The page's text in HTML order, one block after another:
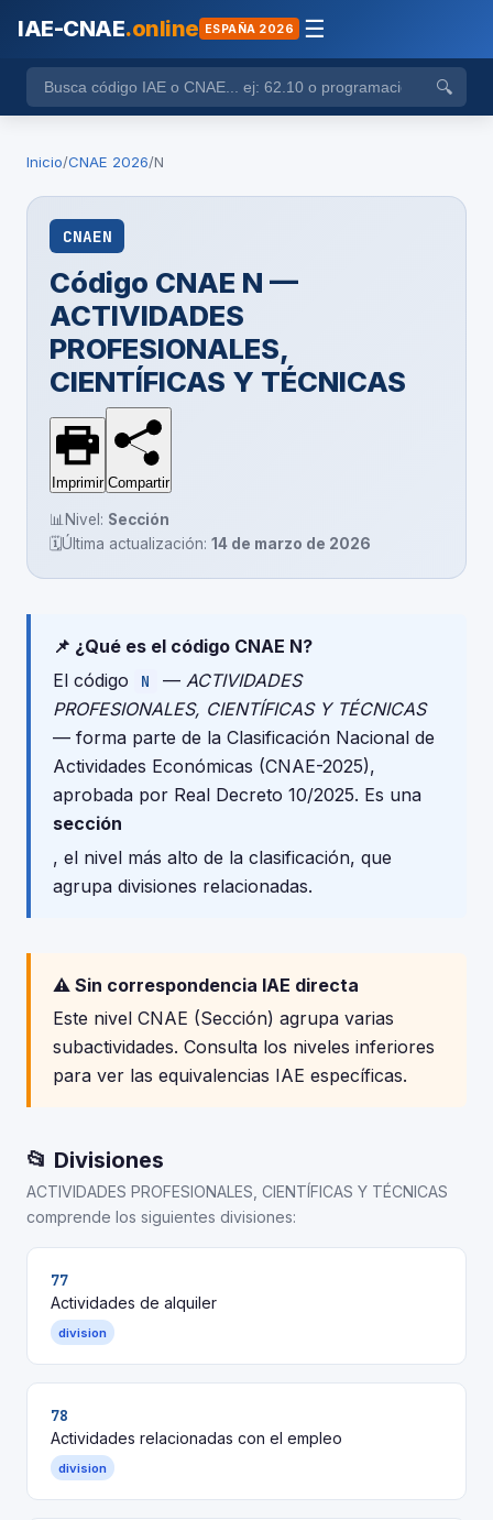
IAE-CNAE.online ESPAÑA 2026 ☰
🔍
Inicio/CNAE 2026/N
CNAEN
Código CNAE N —
ACTIVIDADES
PROFESIONALES,
CIENTÍFICAS Y TÉCNICAS
Imprimir Compartir
📊 Nivel: Sección
🗓️Última actualización: 14 de marzo de 2026
📌 ¿Qué es el código CNAE N?
El código
N — ACTIVIDADES
PROFESIONALES, CIENTÍFICAS Y TÉCNICAS
— forma parte de la Clasificación Nacional de
Actividades Económicas (CNAE-2025),
aprobada por Real Decreto 10/2025. Es una
sección
, el nivel más alto de la clasificación, que
agrupa divisiones relacionadas.
⚠️ Sin correspondencia IAE directa
Este nivel CNAE (Sección) agrupa varias
subactividades. Consulta los niveles inferiores
para ver las equivalencias IAE específicas.
📂 Divisiones
ACTIVIDADES PROFESIONALES, CIENTÍFICAS Y TÉCNICAS
comprende los siguientes divisiones:
77
Actividades de alquiler
division
78
Actividades relacionadas con el empleo
division